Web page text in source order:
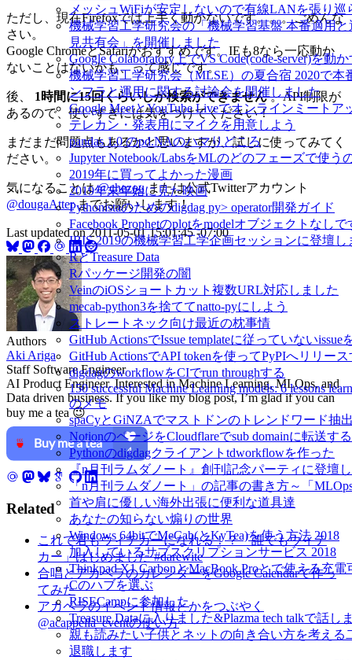
メッシュWiFiが安定しないので有線LANを張り巡
機械学習工学研究会の「機械学習基盤 本番適用
見共有会」を開催しました
Google Colaboratory上でVS Code(code-server)を動か
機械学習工学研究会（MLSE）の夏合宿 2020で本
ンフラと運用に関する討論会を開催しました
Google MeetとYouTube Liveでオンラインミートア
テレカン・発表用にマイクを用意しよう
pandas 1.0 のpd.NAのハマりどころ
Jupyter Notebook/LabsをMLのどのフェーズで使う
2019年に買ってよかった漫画
2019年末年始に見た映画
Pythonistaのためのdigdag py> operator開発ガイド
Facebook Prophetのplotをmodelオブジェクトなしで
IBIS 2019の機械学習工学企画セッションに登壇し
RとTreasure Data
Rパッケージ開発の闇
VeinのiOSショートカット複数URL対応しました
mecab-python3を捨ててnatto-pyにしよう
ストレートネック向け最近の枕事情
GitHub ActionsでIssue templateに従っていないissue
GitHub ActionsでAPI tokenを使ってPyPIへリリー
digdagのworkflowをCIでrun throughする
150 successful Machine Learning models: 6 lessons
のメモ
spaCyとGiNZAでマストドンのトレンドワード抽
NotionのページをCloudflareでsub domainに転送する
Pythonのdigdagクライアントtdworkflowを作った
『n月刊ラムダノート』創刊記念パーティに登壇
「n月刊ラムダノート」の記事の書き方～「
首や肩に優しい海外出張に便利な道具達
あなたの知らない煽りの世界
Windows 64bitでMeCab(とKyTea)を使う方法 2018
加入しているサブスクリプションサービス 2018
Thinkpad X1 CarbonとMacBook Proとで使える充電
Cのハブを選ぶ
RISECampに参加した
Treasure Dataに入りました&Plazma tech talkで話し
親も読みたい子供とネットの向き合い方を考える
退職します
ただし、現在Firefoxでは上手く動かないです。。。ごめんな
さい。
Google ChromeとSafariがおすすめです。IEも8なら一応動か
ないことはないかも、って感じです。
後、 1時間に15回くらいしか検索ができません。API制限が
あるので、使いすぎには気をつけてください！
まだまだ問題点もあるかと思いますが、試しに使ってみてく
ださい。
気になることは@chezouまたは公式Twitterアカウント
@dougaAtterまでお願いします！
Last updated on2011-05-01 15:01:45 -07:00
Authors
Aki Ariga
Staff Software Engineer
AI Product Engineer. Interested in Machine Learning, MLOps, and
Data driven business. If you like my blog post, I’m glad if you can
buy me a tea 😉
Related
これで君もウィテカーになれる！？「誰でもウィテ
カー」はじめました #darewite
合唱とアカペラのカレンダーをGoogle Calendarで作っ
てみた
アカペラのイベント情報とかをつぶやく
@acappella_eventの使い方